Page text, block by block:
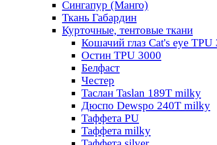
Сингапур (Манго)
Ткань Габардин
Курточные, тентовые ткани
Кошачий глаз Cat's eye TPU
Остин TPU 3000
Белфаст
Честер
Таслан Taslan 189T milky
Дюспо Dewspo 240T milky
Таффета PU
Таффета milky